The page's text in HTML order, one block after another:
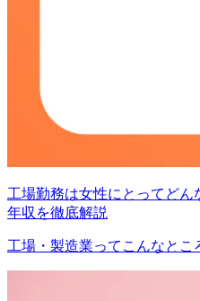
工場勤務は女性にとってどん
年収を徹底解説
工場・製造業ってこんなとこ